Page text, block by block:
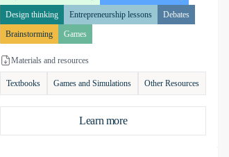
Design thinking
Entrepreneurship lessons
Debates
Brainstorming
Games
Materials and resources
Textbooks Games and Simulations Other Resources
Learn more